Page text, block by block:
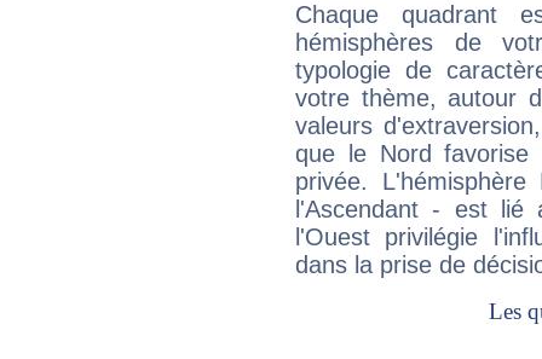
Chaque quadrant
hémisphères de
typologie de
votre thème, autour
valeurs
que le Nord favorise
privée.
l'Ascendant - est
l'Ouest privilégie
dans la prise de